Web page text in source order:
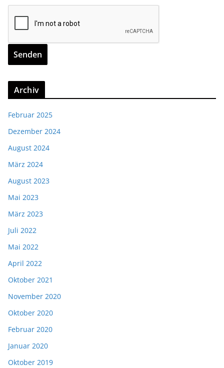
Archiv
Februar 2025
Dezember 2024
August 2024
März 2024
August 2023
Mai 2023
März 2023
Juli 2022
Mai 2022
April 2022
Oktober 2021
November 2020
Oktober 2020
Februar 2020
Januar 2020
Oktober 2019